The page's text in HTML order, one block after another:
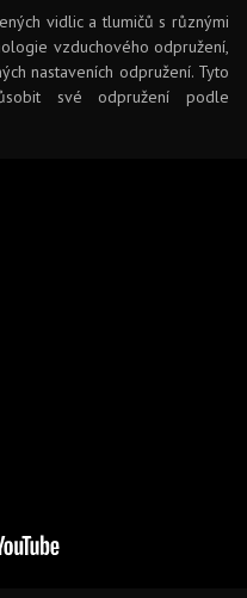
vidlic a tlumičů s různými
vzduchového odpružení,
nastaveních odpružení. Tyto
své odpružení podle